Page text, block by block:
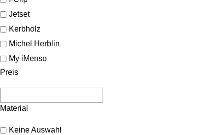
Jetset
Kerbholz
Michel Herblin
My iMenso
Preis
Material
Keine Auswahl